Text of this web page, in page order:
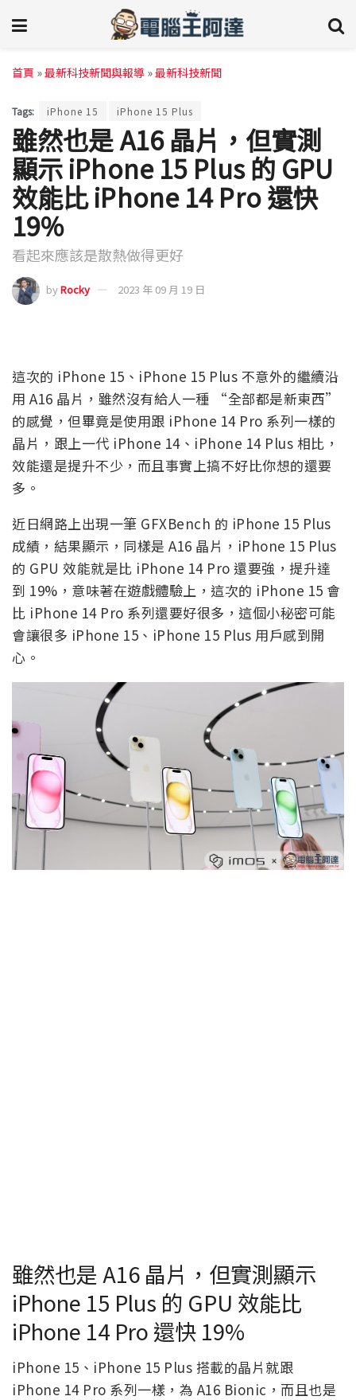
首頁 »最新科技新聞與報導 »最新科技新聞
Tags: iPhone 15 iPhone 15 Plus
雖然也是 A16 晶片，但實測
顯示 iPhone 15 Plus 的 GPU
效能比 iPhone 14 Pro 還快
19%
看起來應該是散熱做得更好
byRocky 2023 年 09 月 19 日
這次的 iPhone 15、iPhone 15 Plus 不意外的繼續沿
用 A16 晶片，雖然沒有給人一種 “全部都是新東西”
的感覺，但畢竟是使用跟 iPhone 14 Pro 系列一樣的
晶片，跟上一代 iPhone 14、iPhone 14 Plus 相比，
效能還是提升不少，而且事實上搞不好比你想的還要
多。
近日網路上出現一筆 GFXBench 的 iPhone 15 Plus
成績，結果顯示，同樣是 A16 晶片，iPhone 15 Plus
的 GPU 效能就是比 iPhone 14 Pro 還要強，提升達
到 19%，意味著在遊戲體驗上，這次的 iPhone 15 會
比 iPhone 14 Pro 系列還要好很多，這個小秘密可能
會讓很多 iPhone 15、iPhone 15 Plus 用戶感到開
心。
雖然也是 A16 晶片，但實測顯示
iPhone 15 Plus 的 GPU 效能比
iPhone 14 Pro 還快 19%
iPhone 15、iPhone 15 Plus 搭載的晶片就跟
iPhone 14 Pro 系列一樣，為 A16 Bionic，而且也是